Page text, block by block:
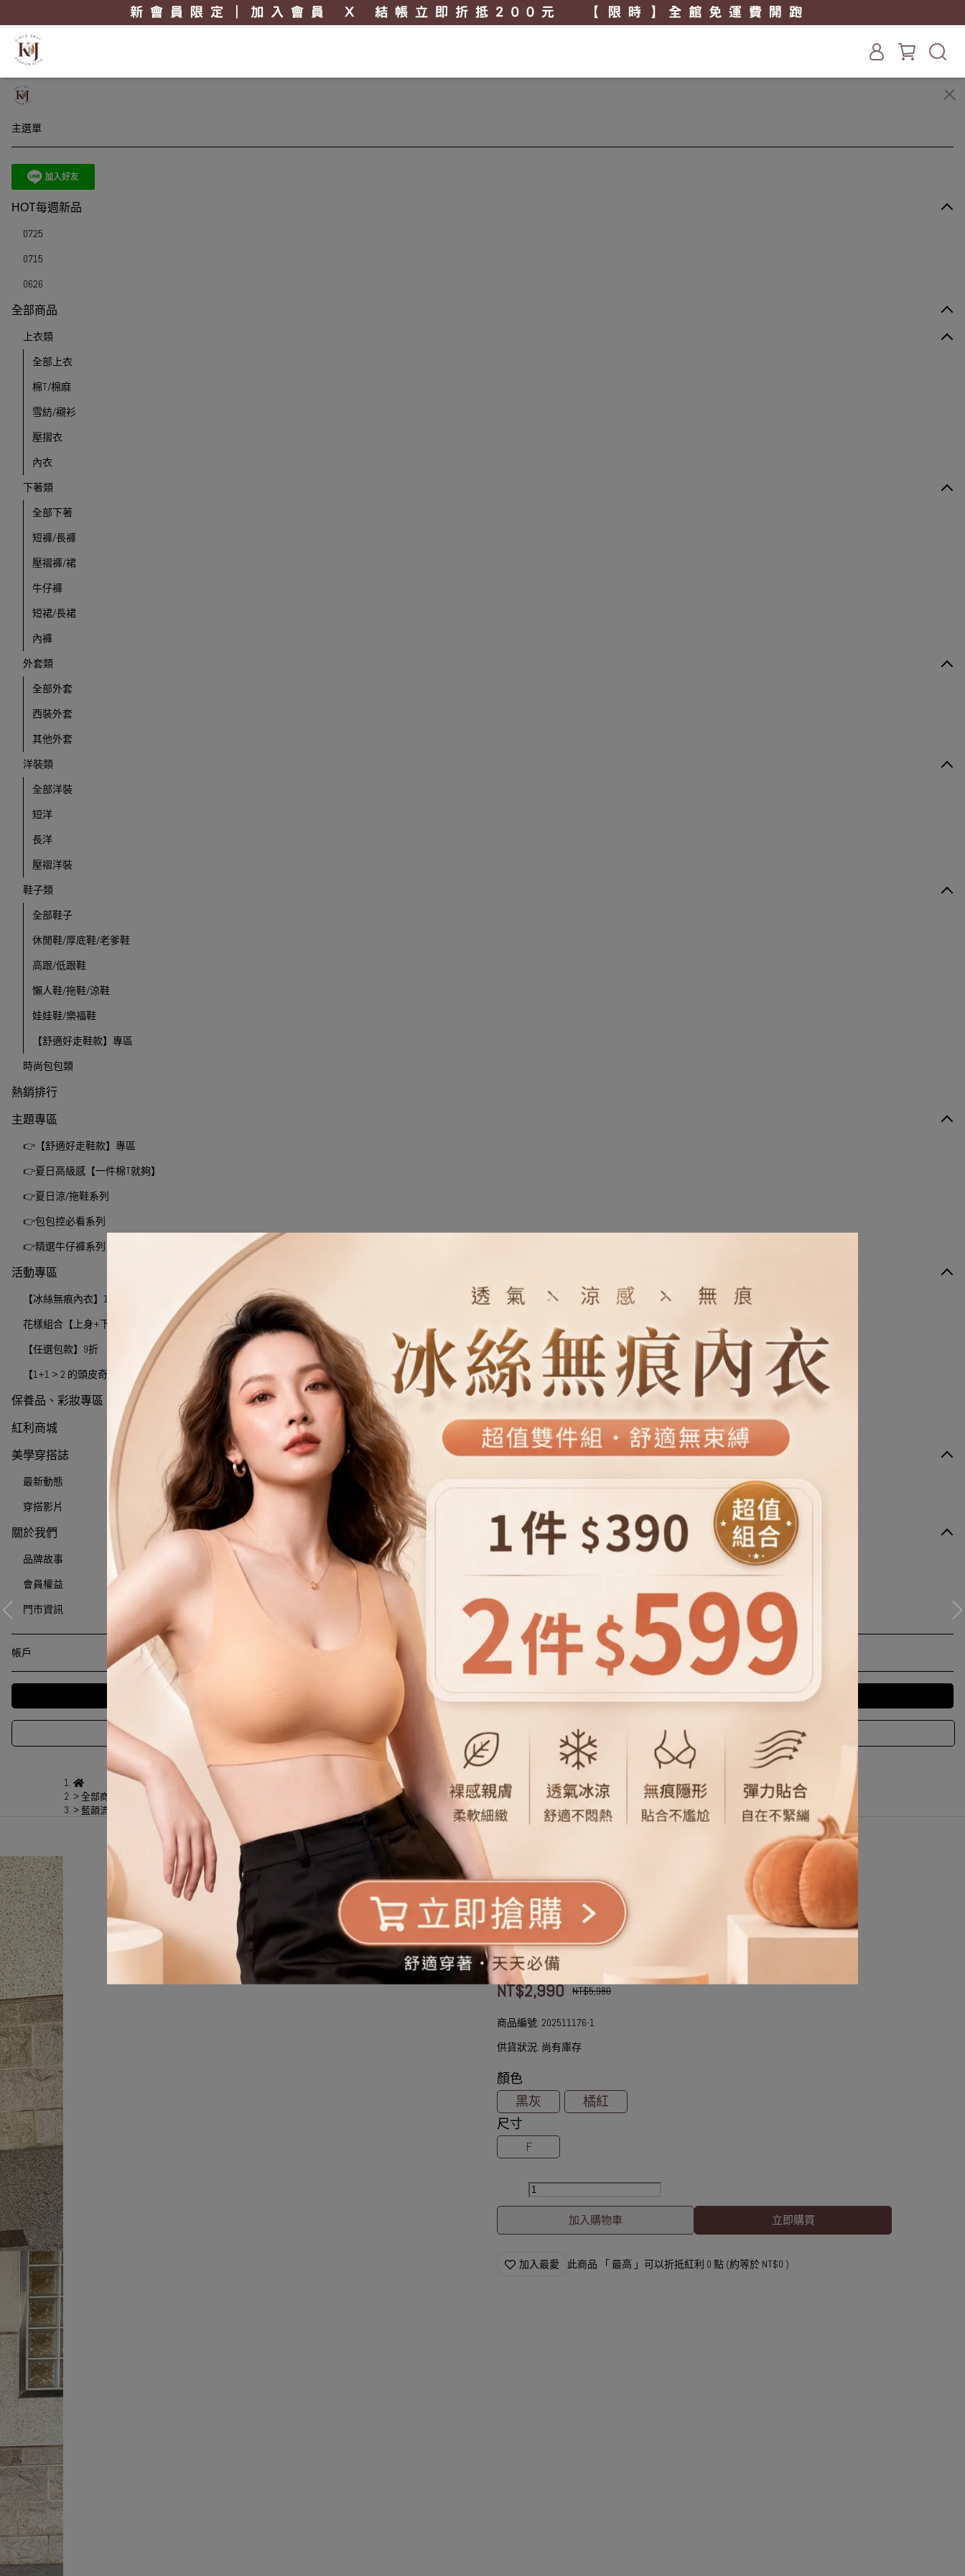
主選單
HOT每週新品
0725
0715
0626
全部商品
上衣類
全部上衣
棉T/棉麻
雪紡/襯衫
壓摺衣
內衣
下著類
全部下著
短褲/長褲
壓褶褲/裙
牛仔褲
短裙/長裙
內褲
外套類
全部外套
西裝外套
其他外套
洋裝類
全部洋裝
短洋
長洋
壓褶洋裝
鞋子類
全部鞋子
休閒鞋/厚底鞋/老爹鞋
高跟/低跟鞋
懶人鞋/拖鞋/涼鞋
娃娃鞋/樂福鞋
【舒適好走鞋款】專區
時尚包包類
熱銷排行
主題專區
👉【舒適好走鞋款】專區
👉夏日高級感【一件棉T就夠】
👉夏日涼/拖鞋系列
👉包包控必看系列
👉精選牛仔褲系列
活動專區
【冰絲無痕內衣】1件390 2件599
花樣組合【上身+下身】任選折200元
【任選包款】9折
【1+1 > 2 的頭皮奇蹟】
保養品、彩妝專區
紅利商城
美學穿搭誌
最新動態
穿搭影片
關於我們
品牌故事
會員權益
門市資訊
帳戶
會員登入
註冊新會員
全部商品 全部洋裝
新品上市
藍韻流光潑墨畫壓摺洋裝
一穿就像把藝術作品穿在身上。
藍色潑墨的流動感＋細緻壓摺線條，
走動時會有微光與層次感，真的非常高級！
一件穿出藝術感！穿上像走進藍色流光的畫裡。 潑墨藍太美了~
NT$2,990 NT$5,980
商品編號: 202511176-1
供貨狀況: 尚有庫存
顏色
黑灰
橘紅
尺寸
F
加入購物車 立即購買
加入最愛 此商品 「 最高 」可以折抵紅利 0 點 (約等於 NT$0 )